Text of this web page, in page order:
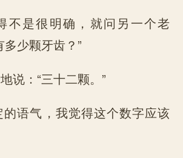
不是很明确，就问另一个老
少颗牙齿？”
说：“三十二颗。”
语气，我觉得这个数字应该